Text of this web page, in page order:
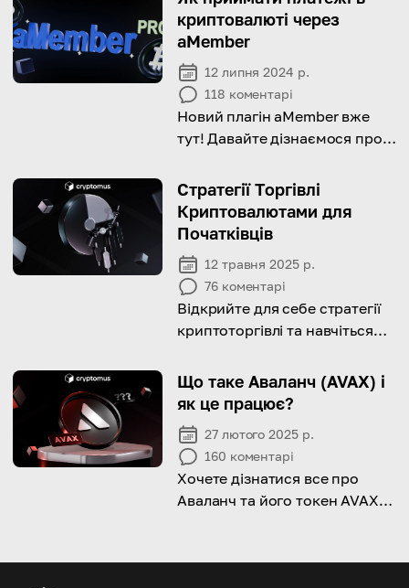
криптовалюті через
aMember
12 липня 2024 р.
118 коментарі
Новий плагін aMember вже
тут! Давайте дізнаємося про
Стратегії Торгівлі
Криптовалютами для
Початківців
12 травня 2025 р.
76 коментарі
Відкрийте для себе стратегії
криптоторгівлі та навчіться
Що таке Аваланч (AVAX) і
як це працює?
27 лютого 2025 р.
160 коментарі
Хочете дізнатися все про
Аваланч та його токен AVAX?